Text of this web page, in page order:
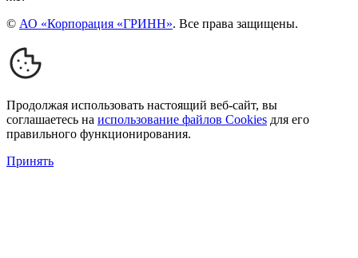
© АО «Корпорация «ГРИНН». Все права защищены.
Продолжая использовать настоящий веб-сайт, вы
соглашаетесь на использование файлов Cookies для его
правильного функционирования.
Принять